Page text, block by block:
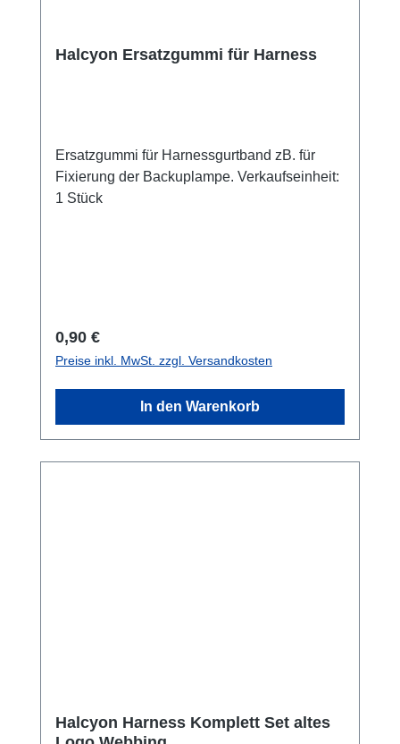
Halcyon Ersatzgummi für Harness
Ersatzgummi für Harnessgurtband zB. für
Fixierung der Backuplampe. Verkaufseinheit:
1 Stück
Regulärer Preis:
0,90 €
Preise inkl. MwSt. zzgl. Versandkosten
In den Warenkorb
Halcyon Harness Komplett Set altes